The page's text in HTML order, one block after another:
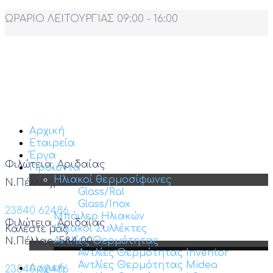
ΩΡΑΡΙΟ ΛΕΙΤΟΥΡΓΙΑΣ 09:00 - 16:00
Φιλώτεια, Αριδαίας
Ν.Πέλλας, 584 00
23840 62486
Καλέστε μας
Αρχική
Εταιρεία
Έργα
Προϊόντα
Ηλιακοί θερμοσίφωνες
Glass/Ral
Glass/Inox
Μπόιλερ Ηλιακών
Ηλιακοί Συλλέκτες
Αντλίες Θερμότητας
Αντλίες Θερμότητας Inventor
Αντλίες Θερμότητας Midea
Φιλώτεια, Αριδαίας
Ν.Πέλλας, 584 00
23840 62486
Αρχική